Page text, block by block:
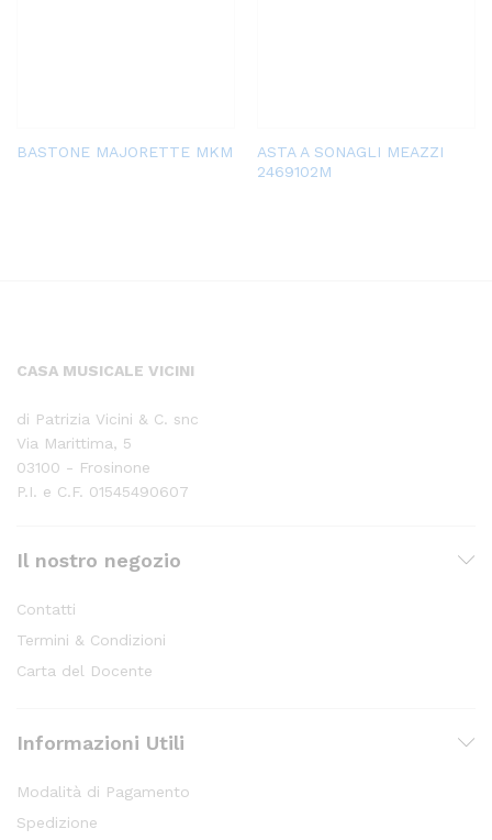
BASTONE MAJORETTE MKM
ASTA A SONAGLI MEAZZI
2469102M
CASA MUSICALE VICINI
di Patrizia Vicini & C. snc
Via Marittima, 5
03100 - Frosinone
P.I. e C.F. 01545490607
Il nostro negozio
Contatti
Termini & Condizioni
Carta del Docente
Informazioni Utili
Modalità di Pagamento
Spedizione